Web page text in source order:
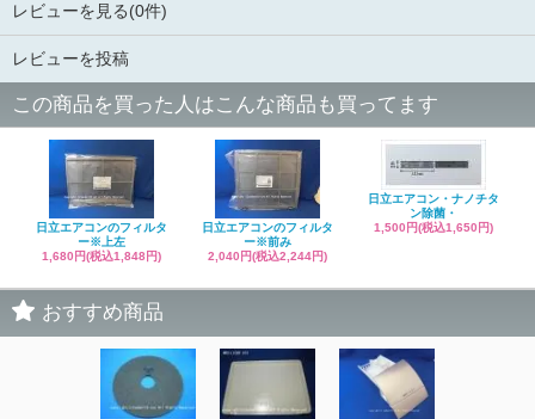
レビューを見る(0件)
レビューを投稿
この商品を買った人はこんな商品も買ってます
日立エアコンのフィルタ
ー※上左
1,680円(税込1,848円)
日立エアコンのフィルタ
ー※前み
2,040円(税込2,244円)
日立エアコン・ナノチタ
ン除菌・
1,500円(税込1,650円)
おすすめ商品